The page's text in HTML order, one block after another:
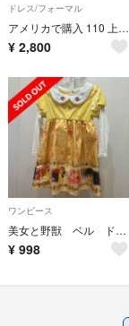
ドレス/フォーマル
アメリカで購入 110 上品 ディズニー美女と野獣 プリンセス ベル ドレス
¥ 2,800
ワンピース
美女と野獣 ベル ドレス ディズニープリンセス ワンピース ハロウィン
¥ 998